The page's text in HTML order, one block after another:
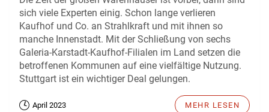
sich viele Experten einig. Schon lange verlieren
Kaufhof und Co. an Strahlkraft und mit ihnen so
manche Innenstadt. Mit der Schließung von sechs
Galeria-Karstadt-Kaufhof-Filialen im Land setzen die
betroffenen Kommunen auf eine vielfältige Nutzung.
Stuttgart ist ein wichtiger Deal gelungen.
April 2023 MEHR LESEN